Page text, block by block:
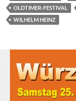
OLDTIMER-FESTIVAL
WILHELM HEINZ